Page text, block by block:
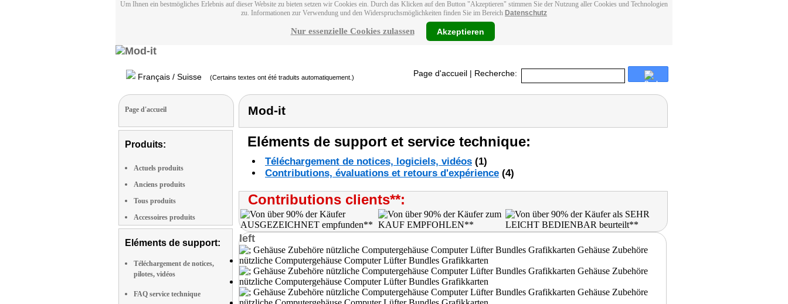
Um Ihnen ein bestmögliches Erlebnis auf dieser Website zu bieten setzen wir Cookies ein. Durch das Klicken auf den Button "Akzeptieren" stimmen Sie der Nutzung aller Cookies und Technologien
zu. Informationen zur Verwendung und den Widerspruchsmöglichkeiten finden Sie im Bereich Datenschutz
Nur essenzielle Cookies zulassen Akzeptieren
Français / Suisse (Certains textes ont été traduits automatiquement.) Page d'accueil | Recherche:
Page d'accueil
Produits:
Actuels produits
Anciens produits
Tous produits
Accessoires produits
Eléments de support:
Téléchargement de notices,
pilotes, vidéos
FAQ service technique
Mod-it
Eléments de support et service technique:
Téléchargement de notices, logiciels, vidéos (1)
Contributions, évaluations et retours d'expérience (4)
Contributions clients**:
left